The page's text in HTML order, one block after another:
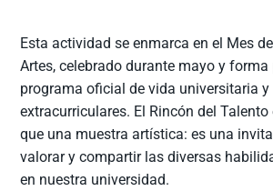
Esta actividad se enmarca en el Mes
Artes, celebrado durante mayo y forma
programa oficial de vida universitaria
extracurriculares. El Rincón del
que una muestra artística: es una
valorar y compartir las diversas
en nuestra universidad.